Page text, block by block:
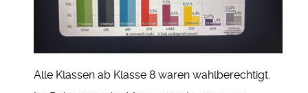
Alle Klassen ab Klasse 8 waren wahlberechtigt.